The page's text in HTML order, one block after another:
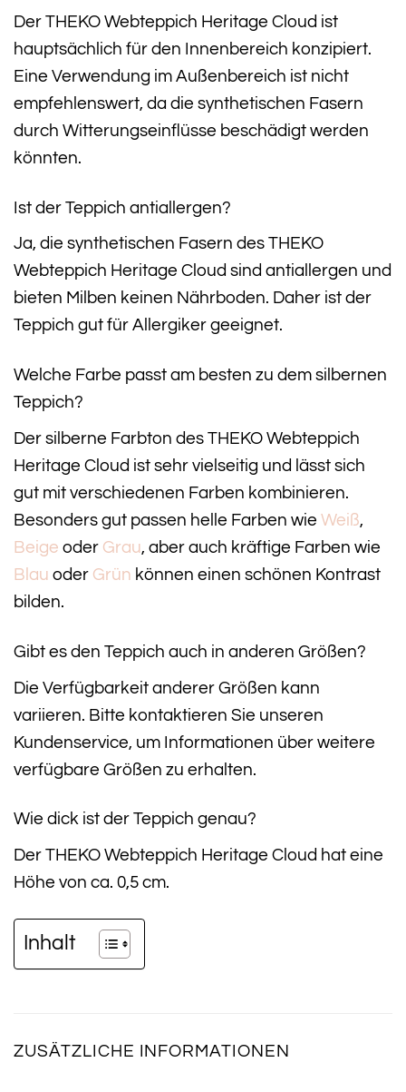
Der THEKO Webteppich Heritage Cloud ist
hauptsächlich für den Innenbereich konzipiert.
Eine Verwendung im Außenbereich ist nicht
empfehlenswert, da die synthetischen Fasern
durch Witterungseinflüsse beschädigt werden
könnten.
Ist der Teppich antiallergen?
Ja, die synthetischen Fasern des THEKO
Webteppich Heritage Cloud sind antiallergen und
bieten Milben keinen Nährboden. Daher ist der
Teppich gut für Allergiker geeignet.
Welche Farbe passt am besten zu dem silbernen
Teppich?
Der silberne Farbton des THEKO Webteppich
Heritage Cloud ist sehr vielseitig und lässt sich
gut mit verschiedenen Farben kombinieren.
Besonders gut passen helle Farben wie Weiß,
Beige oder Grau, aber auch kräftige Farben wie
Blau oder Grün können einen schönen Kontrast
bilden.
Gibt es den Teppich auch in anderen Größen?
Die Verfügbarkeit anderer Größen kann
variieren. Bitte kontaktieren Sie unseren
Kundenservice, um Informationen über weitere
verfügbare Größen zu erhalten.
Wie dick ist der Teppich genau?
Der THEKO Webteppich Heritage Cloud hat eine
Höhe von ca. 0,5 cm.
Inhalt
ZUSÄTZLICHE INFORMATIONEN